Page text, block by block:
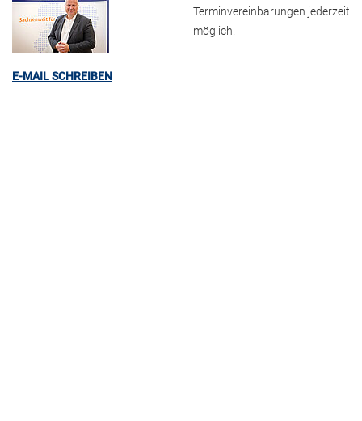
E-MAIL SCHREIBEN
Terminvereinbarungen jederzeit
möglich.